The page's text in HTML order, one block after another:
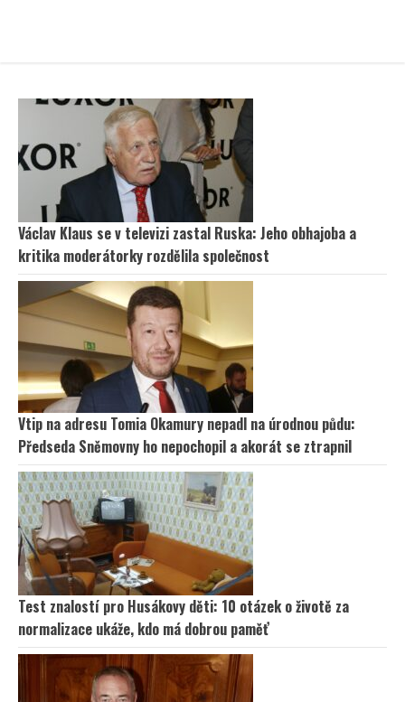
Václav Klaus se v televizi zastal Ruska: Jeho obhajoba a
kritika moderátorky rozdělila společnost
Vtip na adresu Tomia Okamury nepadl na úrodnou půdu:
Předseda Sněmovny ho nepochopil a akorát se ztrapnil
Test znalostí pro Husákovy děti: 10 otázek o životě za
normalizace ukáže, kdo má dobrou paměť